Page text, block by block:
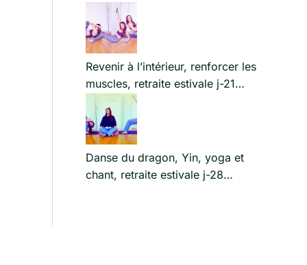
Revenir à l’intérieur, renforcer les
muscles, retraite estivale j-21…
Danse du dragon, Yin, yoga et
chant, retraite estivale j-28…